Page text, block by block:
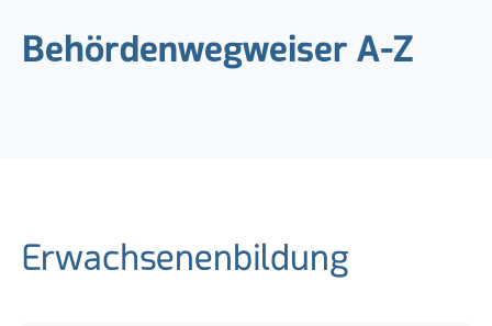
Behördenwegweiser A-Z
Erwachsenenbildung